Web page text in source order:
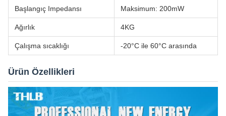
Başlangıç Impedansı Maksimum: 200mW
Ağırlık 4KG
Çalışma sıcaklığı -20°C ile 60°C arasında
Ürün Özellikleri